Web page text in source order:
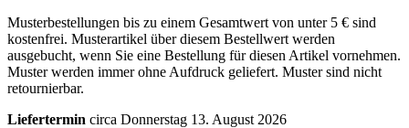
Musterbestellungen bis zu einem Gesamtwert von unter 5 € sind
kostenfrei. Musterartikel über diesem Bestellwert werden
ausgebucht, wenn Sie eine Bestellung für diesen Artikel vornehmen.
Muster werden immer ohne Aufdruck geliefert. Muster sind nicht
retournierbar.
Liefertermin circa Donnerstag 13. August 2026